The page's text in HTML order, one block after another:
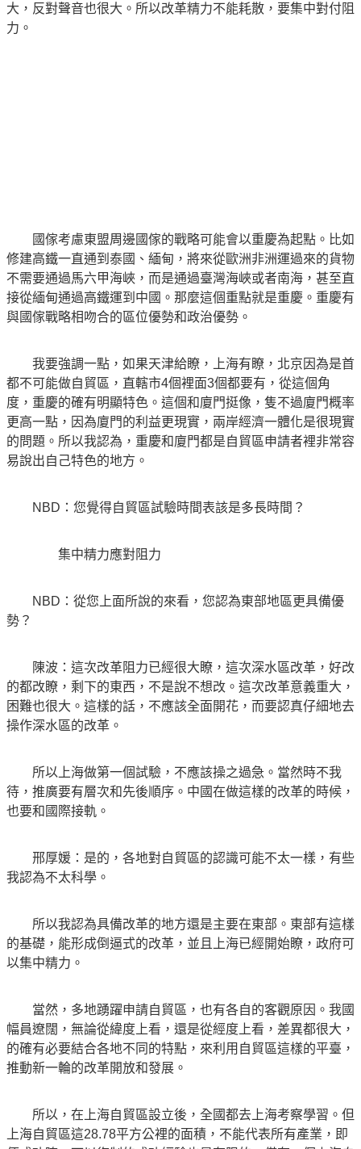
大，反對聲音也很大。所以改革精力不能耗散，要集中對付阻
力。
國傢考慮東盟周邊國傢的戰略可能會以重慶為起點。比如
修建高鐵一直通到泰國、緬甸，將來從歐洲非洲運過來的貨物
不需要通過馬六甲海峽，而是通過臺灣海峽或者南海，甚至直
接從緬甸通過高鐵運到中國。那麼這個重點就是重慶。重慶有
與國傢戰略相吻合的區位優勢和政治優勢。
我要強調一點，如果天津給瞭，上海有瞭，北京因為是首
都不可能做自貿區，直轄市4個裡面3個都要有，從這個角
度，重慶的確有明顯特色。這個和廈門挺像，隻不過廈門概率
更高一點，因為廈門的利益更現實，兩岸經濟一體化是很現實
的問題。所以我認為，重慶和廈門都是自貿區申請者裡非常容
易說出自己特色的地方。
NBD：您覺得自貿區試驗時間表該是多長時間？
集中精力應對阻力
NBD：從您上面所說的來看，您認為東部地區更具備優
勢？
陳波：這次改革阻力已經很大瞭，這次深水區改革，好改
的都改瞭，剩下的東西，不是說不想改。這次改革意義重大，
困難也很大。這樣的話，不應該全面開花，而要認真仔細地去
操作深水區的改革。
所以上海做第一個試驗，不應該操之過急。當然時不我
待，推廣要有層次和先後順序。中國在做這樣的改革的時候，
也要和國際接軌。
邢厚媛：是的，各地對自貿區的認識可能不太一樣，有些
我認為不太科學。
所以我認為具備改革的地方還是主要在東部。東部有這樣
的基礎，能形成倒逼式的改革，並且上海已經開始瞭，政府可
以集中精力。
當然，多地踴躍申請自貿區，也有各自的客觀原因。我國
幅員遼闊，無論從緯度上看，還是從經度上看，差異都很大，
的確有必要結合各地不同的特點，來利用自貿區這樣的平臺，
推動新一輪的改革開放和發展。
所以，在上海自貿區設立後，全國都去上海考察學習。但
上海自貿區這28.78平方公裡的面積，不能代表所有產業，即